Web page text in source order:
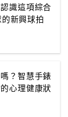
識這項綜合
新興球拍
？智慧手錶
心理健康狀